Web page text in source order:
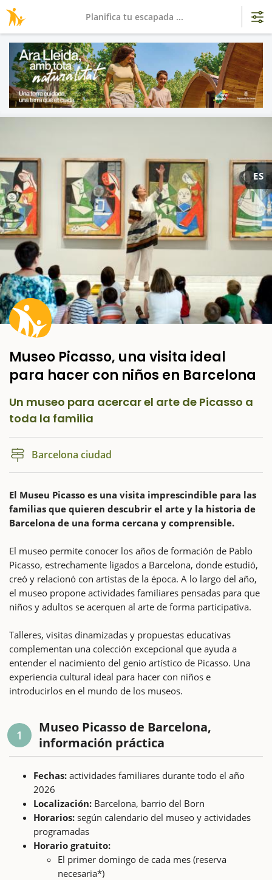
ES
Museo Picasso, una visita ideal
para hacer con niños en Barcelona
Un museo para acercar el arte de Picasso a
toda la familia
Barcelona ciudad
El Museu Picasso es una visita imprescindible para las
familias que quieren descubrir el arte y la historia de
Barcelona de una forma cercana y comprensible.
El museo permite conocer los años de formación de Pablo
Picasso, estrechamente ligados a Barcelona, donde estudió,
creó y relacionó con artistas de la época. A lo largo del año,
el museo propone actividades familiares pensadas para que
niños y adultos se acerquen al arte de forma participativa.
Talleres, visitas dinamizadas y propuestas educativas
complementan una colección excepcional que ayuda a
entender el nacimiento del genio artístico de Picasso. Una
experiencia cultural ideal para hacer con niños e
introducirlos en el mundo de los museos.
1
Museo Picasso de Barcelona,
información práctica
Fechas: actividades familiares durante todo el año
2026
Localización: Barcelona, barrio del Born
Horarios: según calendario del museo y actividades
programadas
Horario gratuito:
El primer domingo de cada mes (reserva
necesaria*)
Planifica tu escapada ...